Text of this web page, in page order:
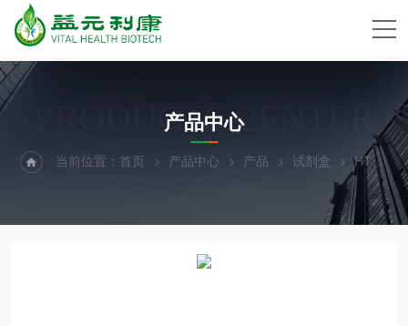
PRODUCTS CENTER
产品中心
当前位置：首页 产品中心 产品 试剂盒 HTRF IP-One Gq检测试剂盒